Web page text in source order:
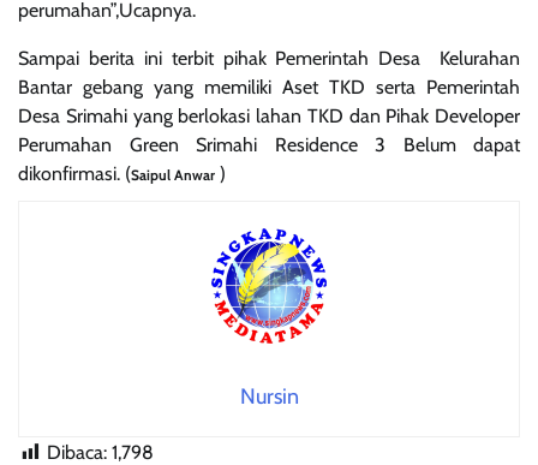
perumahan”,Ucapnya.
‎Sampai berita ini terbit pihak Pemerintah Desa Kelurahan
Bantar gebang yang memiliki Aset TKD serta Pemerintah
Desa Srimahi yang berlokasi lahan TKD dan Pihak Developer
Perumahan Green Srimahi Residence 3 Belum dapat
dikonfirmasi. (Saipul Anwar )
Nursin
Dibaca: 1,798